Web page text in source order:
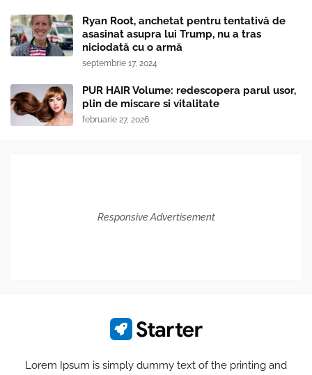
Ryan Root, anchetat pentru tentativă de
asasinat asupra lui Trump, nu a tras
niciodată cu o armă
septembrie 17, 2024
PUR HAIR Volume: redescopera parul usor,
plin de miscare si vitalitate
februarie 27, 2026
Responsive Advertisement
Lorem Ipsum is simply dummy text of the printing and